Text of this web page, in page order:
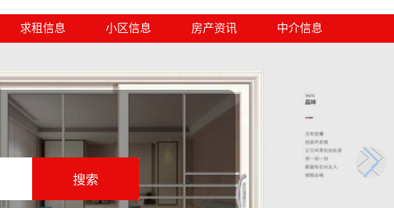
求租信息 小区信息 房产资讯 中介信息
搜索